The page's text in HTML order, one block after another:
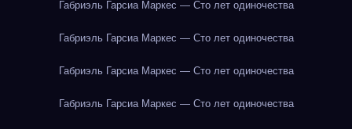
Габриэль Гарсиа Маркес — Сто лет одиночества
Габриэль Гарсиа Маркес — Сто лет одиночества
Габриэль Гарсиа Маркес — Сто лет одиночества
Габриэль Гарсиа Маркес — Сто лет одиночества